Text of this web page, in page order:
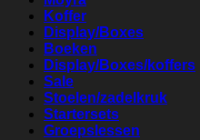
Koffer
Display/Boxes
Boeken
Display/Boxes/koffers
Sale
Stoelen/zadelkruk
Startersets
Groepslessen